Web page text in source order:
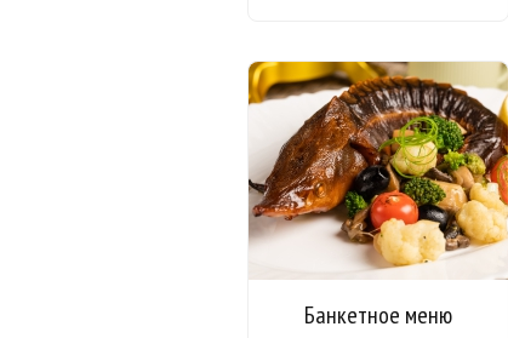
Банкетное меню